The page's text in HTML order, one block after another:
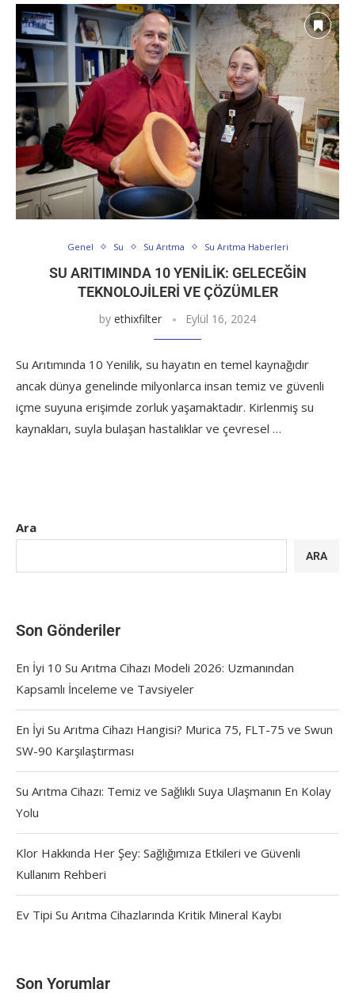
Genel Su Su Arıtma Su Arıtma Haberleri
SU ARITIMINDA 10 YENILIK: GELECEĞIN
TEKNOLOJILERI VE ÇÖZÜMLER
by ethixfilter Eylül 16, 2024
Su Arıtımında 10 Yenilik, su hayatın en temel kaynağıdır
ancak dünya genelinde milyonlarca insan temiz ve güvenli
içme suyuna erişimde zorluk yaşamaktadır. Kirlenmiş su
kaynakları, suyla bulaşan hastalıklar ve çevresel …
Ara
ARA
Son Gönderiler
En İyi 10 Su Arıtma Cihazı Modeli 2026: Uzmanından
Kapsamlı İnceleme ve Tavsiyeler
En İyi Su Arıtma Cihazı Hangisi? Murica 75, FLT-75 ve Swun
SW-90 Karşılaştırması
Su Arıtma Cihazı: Temiz ve Sağlıklı Suya Ulaşmanın En Kolay
Yolu
Klor Hakkında Her Şey: Sağlığımıza Etkileri ve Güvenli
Kullanım Rehberi
Ev Tipi Su Arıtma Cihazlarında Kritik Mineral Kaybı
Son Yorumlar